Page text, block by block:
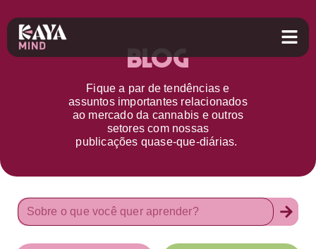
Blog
Fique a par detendências e
assuntos importantes relacionados
ao mercado da cannabis e outros
setorescom nossas
publicações quase-que-diárias.